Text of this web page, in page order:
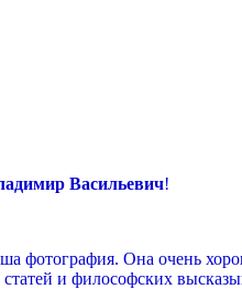
Васильевич!
фотография. Она очень
и философских